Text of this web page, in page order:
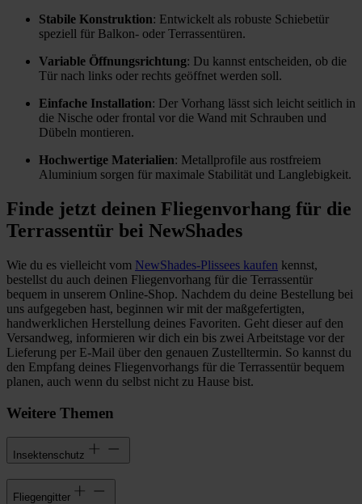
Stabile Konstruktion: Entwickelt als robuste Schiebetür
speziell für Balkon- oder Terrassentüren.
Variable Öffnungsrichtung: Du kannst entscheiden, ob die
Tür nach links oder rechts geöffnet werden soll.
Einfache Installation: Der Vorhang lässt sich leicht seitlich in
die Nische oder frontal vor die Wand mit Schrauben und
Dübeln montieren.
Hochwertige Materialien: Metallprofile aus rostfreiem
Aluminium sorgen für maximale Stabilität und Langlebigkeit.
Finde jetzt deinen Fliegenvorhang für die
Terrassentür bei NewShades
Wie du es vielleicht vom NewShades-Plissees kaufen kennst,
bestellst du auch deinen Fliegenvorhang für die Terrassentür
bequem in unserem Online-Shop. Nachdem du deine Bestellung bei
uns aufgegeben hast, beginnen wir mit der maßgefertigten,
handwerklichen Herstellung deines Favoriten. Geht dieser auf den
Versandweg, informieren wir dich ein bis zwei Arbeitstage vor der
Lieferung per E-Mail über den genauen Zustelltermin. So kannst du
den Empfang deines Fliegenvorhangs für die Terrassentür bequem
planen, auch wenn du selbst nicht zu Hause bist.
Weitere Themen
Insektenschutz
Fliegengitter